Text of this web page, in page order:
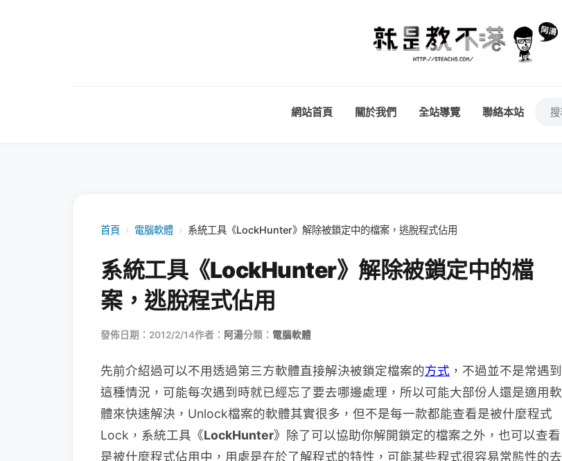
網站首頁 關於我們 全站導覽 聯絡本站
首頁 › 電腦軟體 › 系統工具《LockHunter》解除被鎖定中的檔案，逃脫程式佔用
系統工具《LockHunter》解除被鎖定中的檔
案，逃脫程式佔用
發佈日期：2012/2/14作者： 阿湯分類： 電腦軟體
先前介紹過可以不用透過第三方軟體直接解決被鎖定檔案的方式 ，不過並不是常遇到
這種情況，可能每次遇到時就已經忘了要去哪邊處理，所以可能大部份人還是適用軟
體來快速解決，Unlock檔案的軟體其實很多，但不是每一款都能查看是被什麼程式
Lock，系統工具《LockHunter》除了可以協助你解開鎖定的檔案之外，也可以查看
是被什麼程式佔用中，用處是在於了解程式的特性，可能某些程式很容易常態性的去